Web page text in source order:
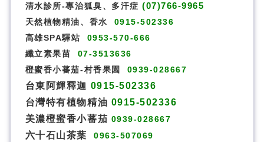
清水診所-專治狐臭、多汗症 (07)766-9965
天然植物精油、香水
0915-502336
高雄SPA驛站
0953-570-666
纖立素果苗
07-3513636
橙蜜香小蕃茄-村香果園
0939-028667
台東阿輝釋迦 0915-502336
台灣特有植物精油 0915-502336
美濃橙蜜香小蕃茄 0939-028667
六十石山茶葉 0963-507069